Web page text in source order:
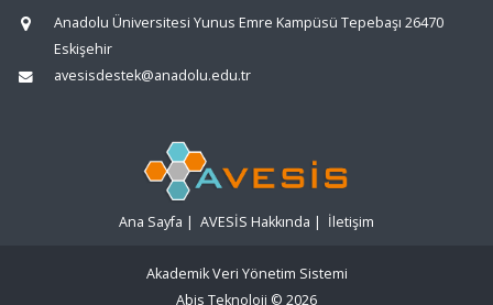
Anadolu Üniversitesi Yunus Emre Kampüsü Tepebaşı 26470
Eskişehir
avesisdestek@anadolu.edu.tr
Ana Sayfa | AVESİS Hakkında | İletişim
Akademik Veri Yönetim Sistemi
Abis Teknoloji © 2026